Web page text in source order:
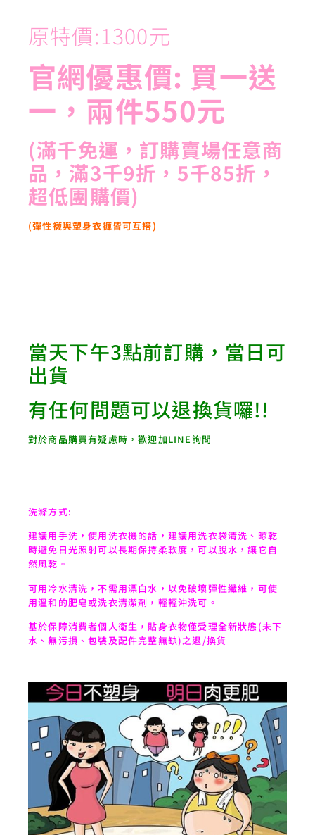
原特價:1300元
官網優惠價: 買一送
一，兩件550元
(滿千免運，訂購賣場任意商
品，滿3千9折，5千85折，
超低團購價)
(彈性襪與塑身衣褲皆可互搭)
當天下午3點前訂購，當日可
出貨
有任何問題可以退換貨囉!!
對於商品購買有疑慮時，歡迎加LINE詢問
洗滌方式:
建議用手洗，使用洗衣機的話，建議用洗衣袋清洗、晾乾
時避免日光照射可以長期保持柔軟度，可以脫水，讓它自
然風乾。
可用冷水清洗，不需用漂白水，以免破壞彈性纖維，可使
用溫和的肥皂或洗衣清潔劑，輕輕沖洗可。
基於保障消費者個人衛生，貼身衣物僅受理全新狀態(未下
水、無污損、包裝及配件完整無缺)之退/換貨